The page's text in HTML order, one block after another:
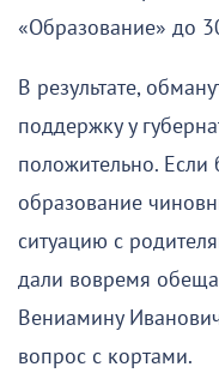
«Образование» до
В результате,
поддержку у
положительно. Если
образование
ситуацию с
дали вовремя
Вениамину
вопрос с кортами.